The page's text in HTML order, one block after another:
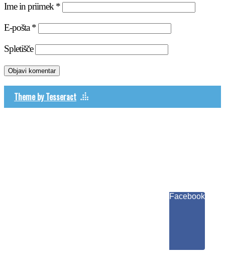
Ime in priimek *
E-pošta*
Spletišče
Theme by Tesseract
Facebook